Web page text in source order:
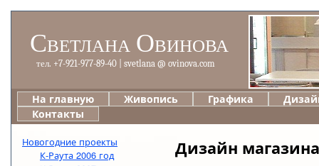
Светлана Овинова
тел. +7-921-977-89-40 | svetlana @ ovinova.com
На главную Живопись Графика
Контакты
Новогодние проекты
К-Раута 2006 год
Дизайн